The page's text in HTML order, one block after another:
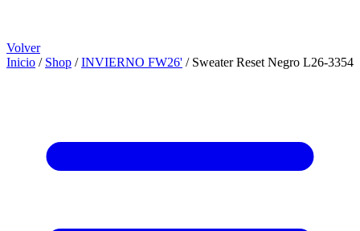
Volver
Inicio / Shop / INVIERNO FW26' / Sweater Reset Negro L26-3354